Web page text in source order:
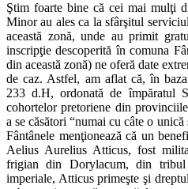
Ştim foarte bine că cei mai mulţi
Minor au ales ca la sfârşitul
această zonă, unde au primit
inscripţie descoperită în comuna
din această zonă) ne oferă date
de caz. Astfel, am aflat că, în
233 d.H, ordonată de împăratul
cohortelor pretoriene din
a se căsători “numai cu câte o
Fântânele menţionează că un
Aelius Aurelius Atticus, fost
frigian din Dorylacum, din
imperiale, Atticus primeşte şi